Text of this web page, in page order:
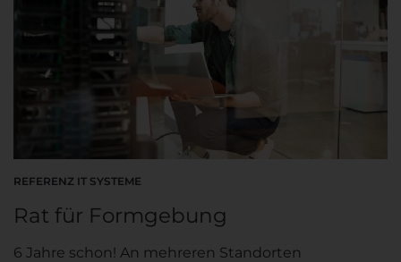
REFERENZ IT SYSTEME
Rat für Formgebung
6 Jahre schon! An mehreren Standorten